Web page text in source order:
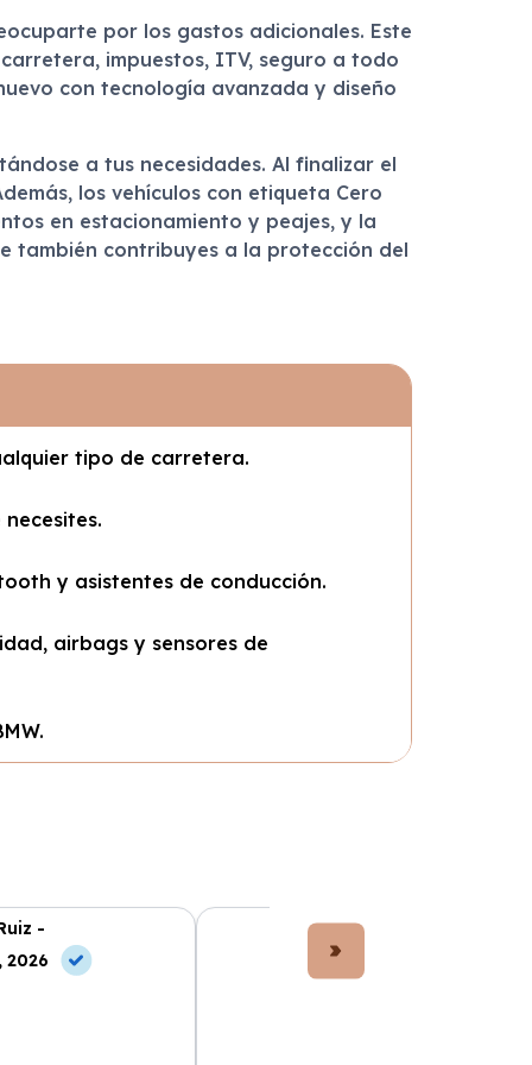
por los gastos adicionales. Este
impuestos, ITV, seguro a todo
con tecnología avanzada y diseño
a tus necesidades. Al finalizar el
los vehículos con etiqueta Cero
en estacionamiento y peajes, y la
también contribuyes a la protección del
tipo de carretera.
y asistentes de conducción.
airbags y sensores de
-
2026
Lucía Fernández -
10 Jun, 2026